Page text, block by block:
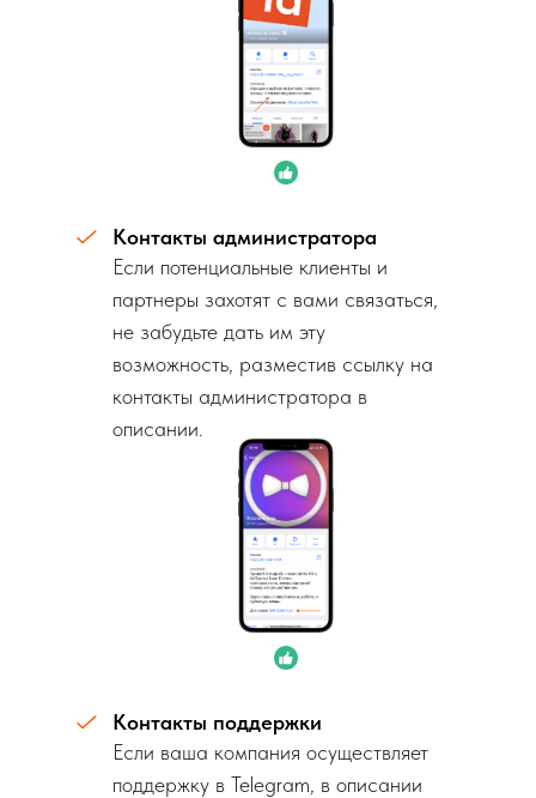
Контакты администратора
Если потенциальные клиенты и
партнеры захотят с вами связаться,
не забудьте дать им эту
возможность, разместив ссылку на
контакты администратора в
описании.
Контакты поддержки
Если ваша компания осуществляет
поддержку в Telegram, в описании